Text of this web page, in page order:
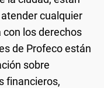
cualquier
los derechos
de Profeco están
sobre
financieros,